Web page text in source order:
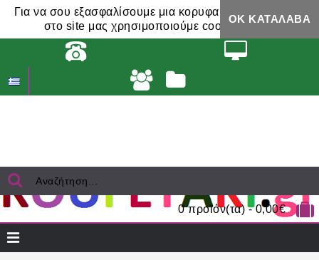
Για να σου εξασφαλίσουμε μια κορυφαία εμπειρία,
στο site μας χρησιμοποιούμε cookies.
ΟΚ ΚΑΤΆΛΑΒΑ
0 προϊόν(τα) - 0,00€